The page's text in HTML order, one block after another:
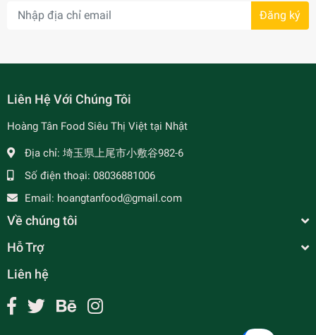
- 7% Đăng ký
Liên Hệ Với Chúng Tôi
Hoàng Tân Food Siêu Thị Việt tại Nhật
Địa chỉ: 埼玉県上尾市小敷谷982-6
Số điện thoại: 08036881006
Email: hoangtanfood@gmail.com
Về chúng tôi
Hỗ Trợ
Liên hệ
undefined